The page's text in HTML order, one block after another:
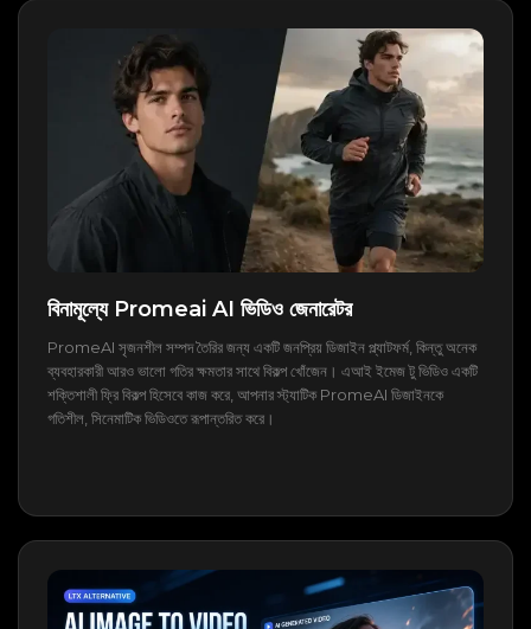
বিনামূল্যে Promeai AI ভিডিও জেনারেটর
PromeAI সৃজনশীল সম্পদ তৈরির জন্য একটি জনপ্রিয় ডিজাইন প্ল্যাটফর্ম, কিন্তু অনেক
ব্যবহারকারী আরও ভালো গতির ক্ষমতার সাথে বিকল্প খোঁজেন। এআই ইমেজ টু ভিডিও একটি
শক্তিশালী ফ্রি বিকল্প হিসেবে কাজ করে, আপনার স্ট্যাটিক PromeAI ডিজাইনকে
গতিশীল, সিনেমাটিক ভিডিওতে রূপান্তরিত করে।